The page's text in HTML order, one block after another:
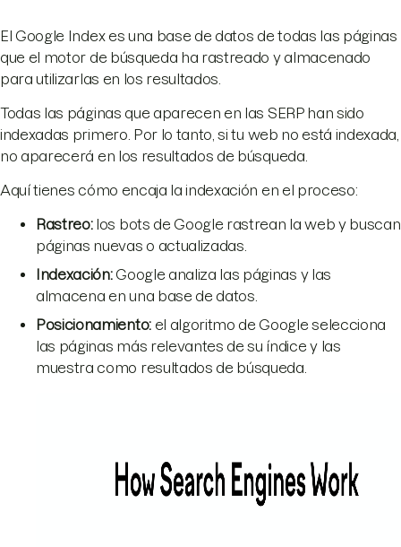
El Google Index es una base de datos de todas las páginas
que el motor de búsqueda ha rastreado y almacenado
para utilizarlas en los resultados.
Todas las páginas que aparecen en las SERP han sido
indexadas primero. Por lo tanto, si tu web no está indexada,
no aparecerá en los resultados de búsqueda.
Aquí tienes cómo encaja la indexación en el proceso:
Rastreo:los bots de Google rastrean la web y buscan
páginas nuevas o actualizadas.
Indexación:Google analiza las páginas y las
almacena en una base de datos.
Posicionamiento:el algoritmo de Google selecciona
las páginas más relevantes de su índice y las
muestra como resultados de búsqueda.